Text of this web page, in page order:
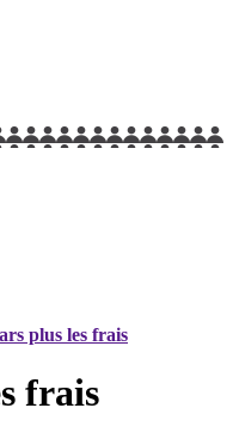
plus les frais
frais